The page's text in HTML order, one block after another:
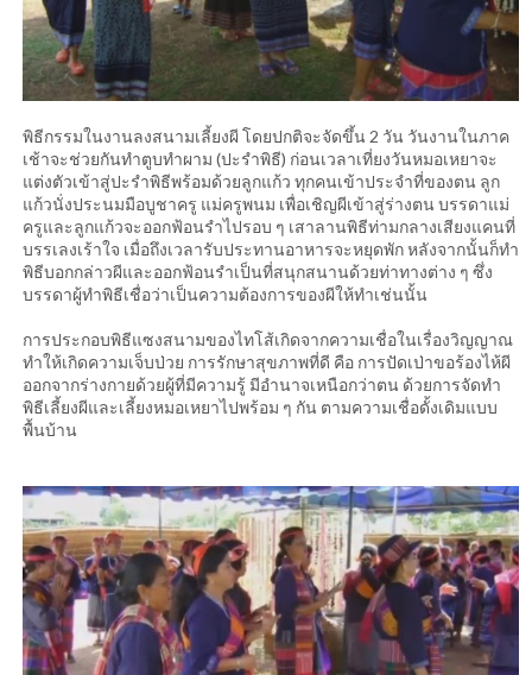
พิธีกรรมในงานลงสนามเลี้ยงผี โดยปกติจะจัดขึ้น 2 วัน วันงานในภาค
เช้าจะช่วยกันทำตูบทำผาม (ปะรำพิธี) ก่อนเวลาเที่ยงวันหมอเหยาจะ
แต่งตัวเข้าสู่ปะรำพิธีพร้อมด้วยลูกแก้ว ทุกคนเข้าประจำที่ของตน ลูก
แก้วนั่งประนมมือบูชาครู แม่ครูพนม เพื่อเชิญผีเข้าสู่ร่างตน บรรดาแม่
ครูและลูกแก้วจะออกฟ้อนรำไปรอบ ๆ เสาลานพิธีท่ามกลางเสียงแคนที่
บรรเลงเร้าใจ เมื่อถึงเวลารับประทานอาหารจะหยุดพัก หลังจากนั้นก็ทำ
พิธีบอกกล่าวผีและออกฟ้อนรำเป็นที่สนุกสนานด้วยท่าทางต่าง ๆ ซึ่ง
บรรดาผู้ทำพิธีเชื่อว่าเป็นความต้องการของผีให้ทำเช่นนั้น
การประกอบพิธีแซงสนามของไทโส้เกิดจากความเชื่อในเรื่องวิญญาณ
ทำให้เกิดความเจ็บป่วย การรักษาสุขภาพที่ดี คือ การปัดเป่าขอร้องไห้ผี
ออกจากร่างกายด้วยผู้ที่มีความรู้ มีอำนาจเหนือกว่าตน ด้วยการจัดทำ
พิธีเลี้ยงผีและเลี้ยงหมอเหยาไปพร้อม ๆ กัน ตามความเชื่อดั้งเดิมแบบ
พื้นบ้าน